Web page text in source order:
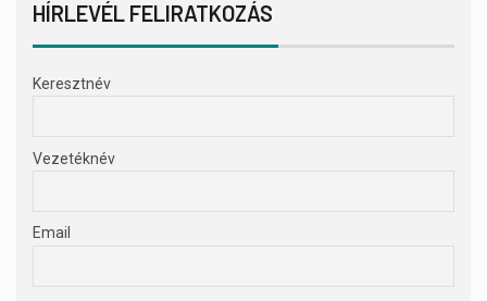
HÍRLEVÉL FELIRATKOZÁS
Keresztnév
Vezetéknév
Email